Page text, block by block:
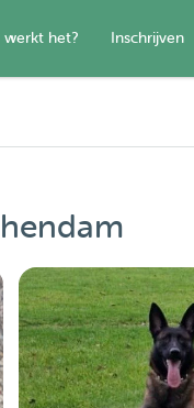
werkt het? Inschrijven